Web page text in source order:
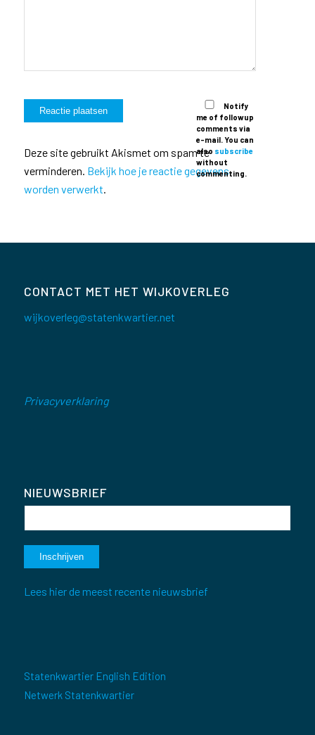
Notify
me of followup
comments via
e-mail. You can
also subscribe
without
commenting.
Deze site gebruikt Akismet om spam te
verminderen. Bekijk hoe je reactie gegevens
worden verwerkt
CONTACT MET HET WIJKOVERLEG
wijkoverleg@statenkwartier.net
Privacyverklaring
NIEUWSBRIEF
Lees hier de meest recente nieuwsbrief
Statenkwartier English Edition
Netwerk Statenkwartier